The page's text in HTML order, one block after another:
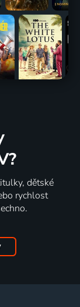
dětské
rychlost